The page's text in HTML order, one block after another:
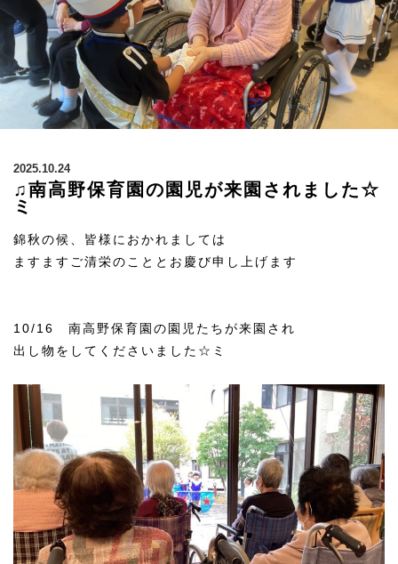
2025.10.24
♫南高野保育園の園児が来園されました☆
ミ
錦秋の候、皆様におかれましては
ますますご清栄のこととお慶び申し上げます
10/16 南高野保育園の園児たちが来園され
出し物をしてくださいました☆ミ